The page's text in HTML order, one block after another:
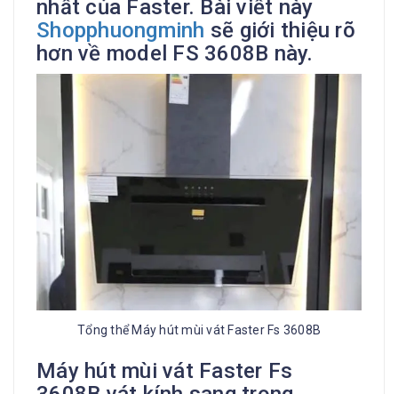
nhất của Faster. Bài viết này
Shopphuongminh sẽ giới thiệu rõ
hơn về model FS 3608B này.
Tổng thể Máy hút mùi vát Faster Fs 3608B
Máy hút mùi vát Faster Fs